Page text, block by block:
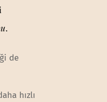
.
de
hızlı